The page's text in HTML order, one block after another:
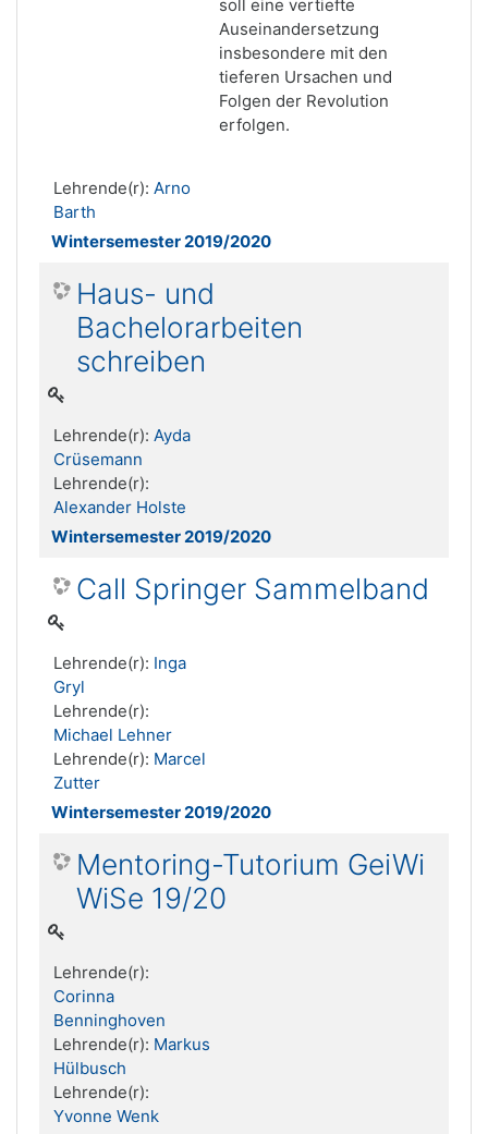
soll eine vertiefte
Auseinandersetzung
insbesondere mit den
tieferen Ursachen und
Folgen der Revolution
erfolgen.
Lehrende(r): Arno
Barth
Wintersemester 2019/2020
Haus- und
Bachelorarbeiten
schreiben
Lehrende(r): Ayda
Crüsemann
Lehrende(r):
Alexander Holste
Wintersemester 2019/2020
Call Springer Sammelband
Lehrende(r): Inga
Gryl
Lehrende(r):
Michael Lehner
Lehrende(r): Marcel
Zutter
Wintersemester 2019/2020
Mentoring-Tutorium GeiWi
WiSe 19/20
Lehrende(r):
Corinna
Benninghoven
Lehrende(r): Markus
Hülbusch
Lehrende(r):
Yvonne Wenk